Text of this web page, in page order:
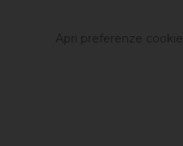
Apri preferenze cookie